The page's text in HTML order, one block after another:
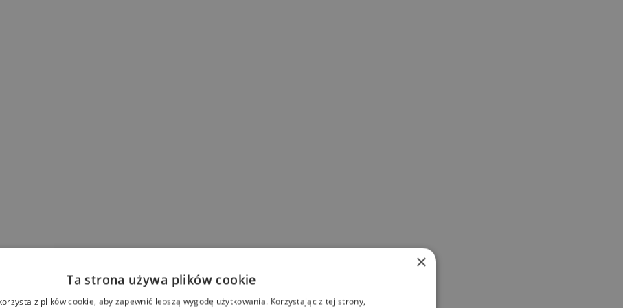
×
Ta strona używa plików cookie
z plików cookie, aby zapewnić lepszą wygodę użytkowania. Korzystając z tej strony,